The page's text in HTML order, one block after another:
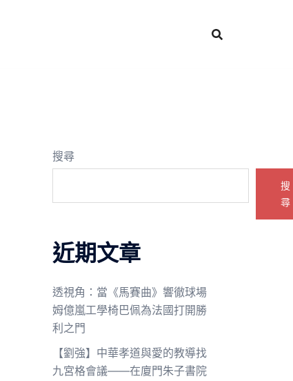
搜尋
搜
尋
近期文章
透視角：當《馬賽曲》響徹球場
姆億嵐工學椅巴佩為法國打開勝
利之門
【劉強】中華孝道與愛的教導找
九宮格會議——在廈門朱子書院